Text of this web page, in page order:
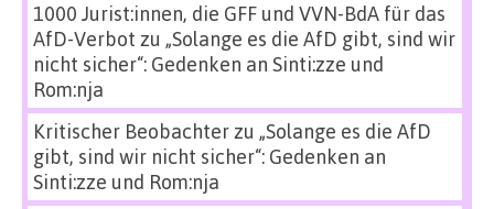
1000 Jurist:innen, die GFF und VVN-BdA für das
AfD-Verbot zu „Solange es die AfD gibt, sind wir
nicht sicher“: Gedenken an Sinti:zze und
Rom:nja
Kritischer Beobachterzu „Solange es die AfD
gibt, sind wir nicht sicher“: Gedenken an
Sinti:zze und Rom:nja